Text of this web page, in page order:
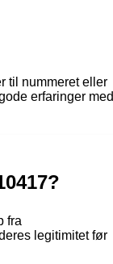
til nummeret eller
erfaringer med
fra
legitimitet før